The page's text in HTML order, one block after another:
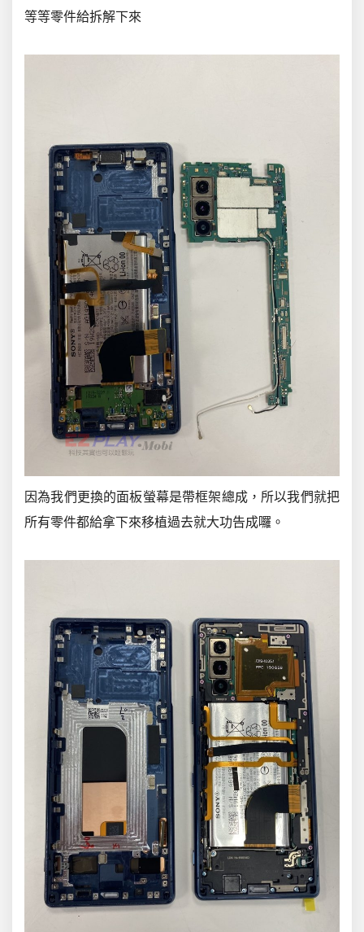
等等零件給拆解下來
因為我們更換的面板螢幕是帶框架總成，所以我們就把
所有零件都給拿下來移植過去就大功告成囉。